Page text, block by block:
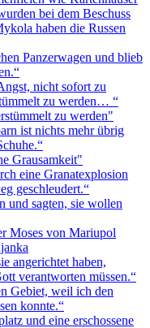
bei dem Beschuss
haben die Russen
Panzerwagen und blieb
nicht sofort zu
zu werden… “
zu werden"
ist nichts mehr übrig
Grausamkeit"
eine Granatexplosion
geschleudert.“
und sagten, sie wollen
Moses von Mariupol
angerichtet haben,
verantworten müssen.“
Gebiet, weil ich den
konnte.“
und eine erschossene